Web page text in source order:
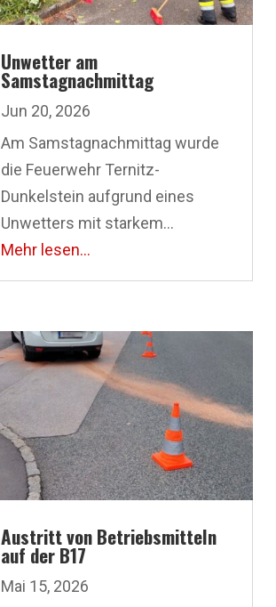
Unwetter am
Samstagnachmittag
Jun 20, 2026
Am Samstagnachmittag wurde
die Feuerwehr Ternitz-
Dunkelstein aufgrund eines
Unwetters mit starkem...
Mehr lesen...
Austritt von Betriebsmitteln
auf der B17
Mai 15, 2026